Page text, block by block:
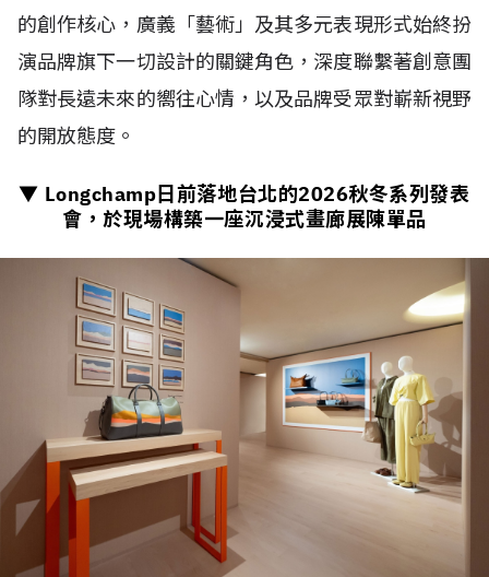
的創作核心，廣義「藝術」及其多元表現形式始終扮
演品牌旗下一切設計的關鍵角色，深度聯繫著創意團
隊對長遠未來的嚮往心情，以及品牌受眾對嶄新視野
的開放態度。
▼ Longchamp日前落地台北的2026秋冬系列發表
會，於現場構築一座沉浸式畫廊展陳單品